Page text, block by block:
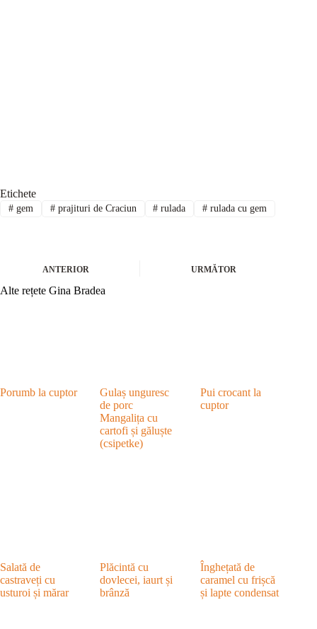
Etichete
#gem #prajituri de Craciun # rulada # rulada cu gem
ANTERIOR URMĂTOR
Alte rețete Gina Bradea
Porumb la cuptor
Gulaș unguresc
de porc
Mangalița cu
cartofi și găluște
(csipetke)
Pui crocant la
cuptor
Salată de
castraveți cu
usturoi și mărar
Plăcintă cu
dovlecei, iaurt și
brânză
Înghețată de
caramel cu frișcă
și lapte condensat